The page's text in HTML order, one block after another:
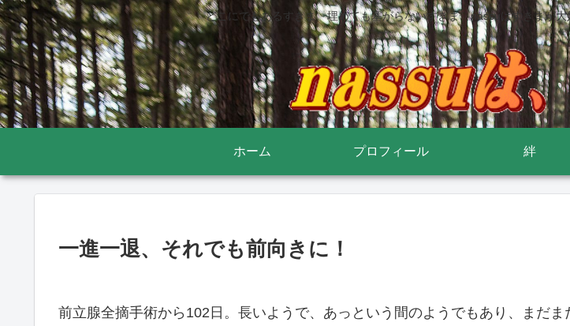
どこにでもあるすきま 埋めても塞がらないすきま nassuはすきまが大
ホーム プロフィール 絆
一進一退、それでも前向きに！
前立腺全摘手術から102日。長いようで、あっという間のようでもあり、まだま